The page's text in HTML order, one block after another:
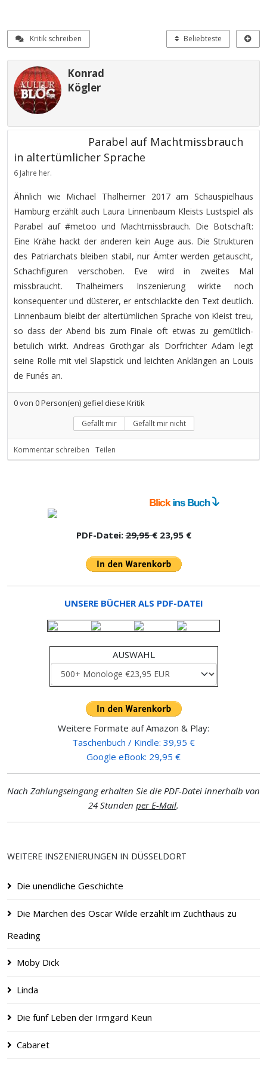
Kritik schreiben Beliebteste
Konrad
Kögler
Parabel auf Machtmissbrauch
in altertümlicher Sprache
6 Jahre her.
Ähnlich wie Michael Thalheimer 2017 am Schauspielhaus
Hamburg erzählt auch Laura Linnenbaum Kleists Lustspiel als
Parabel auf #metoo und Machtmissbrauch. Die Botschaft:
Eine Krähe hackt der anderen kein Auge aus. Die Strukturen
des Patriarchats bleiben stabil, nur Ämter werden getauscht,
Schachfiguren verschoben. Eve wird in zweites Mal
missbraucht. Thalheimers Inszenierung wirkte noch
konsequenter und düsterer, er entschlackte den Text deutlich.
Linnenbaum bleibt der altertümlichen Sprache von Kleist treu,
so dass der Abend bis zum Finale oft etwas zu gemütlich-
betulich wirkt. Andreas Grothgar als Dorfrichter Adam legt
seine Rolle mit viel Slapstick und leichten Anklängen an Louis
de Funés an.
0von 0Person(en) gefiel diese Kritik
Gefällt mir Gefällt mir nicht
Kommentar schreiben Teilen
PDF-Datei:29,95 €23,95 €
UNSERE BÜCHER ALS PDF-DATEI
AUSWAHL
Weitere Formate auf Amazon & Play:
Taschenbuch / Kindle: 39,95 €
Google eBook: 29,95 €
Nach Zahlungseingang erhalten Sie die PDF-Datei innerhalb von
24 Stunden per E-Mail.
WEITERE INSZENIERUNGEN IN DÜSSELDORT
Die unendliche Geschichte
Die Märchen des Oscar Wilde erzählt im Zucht­haus zu
Reading
Moby Dick
Linda
Die fünf Leben der Irmgard Keun
Cabaret